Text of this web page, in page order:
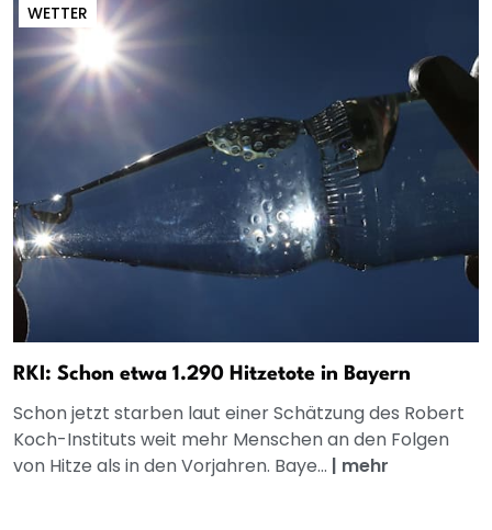
WETTER
RKI: Schon etwa 1.290 Hitzetote in Bayern
Schon jetzt starben laut einer Schätzung des Robert
Koch-Instituts weit mehr Menschen an den Folgen
von Hitze als in den Vorjahren. Baye... | mehr